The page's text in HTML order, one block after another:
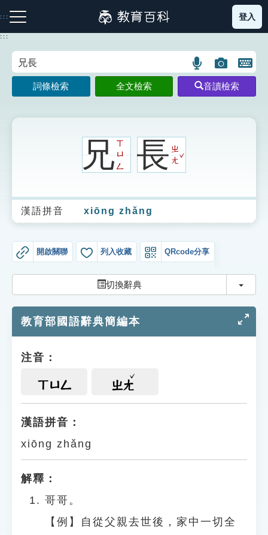
到
主
:::
注音索引圖示 筆畫索引圖示 部首索引表圖示
生字詞彙表
成語故事
索引選單
單字索引
遊戲專區
貓頭鷹博士
登入
:::
語
言
搜
圖
片
搜
開
鍵
圖
詞條檢索 全文檢索 音讀檢索
兄ㄒ
ㄩ
ㄥ
長ㄓ
ㄤ
ˇ
漢語拼音 xiōng zhǎng
開啟關聯 列入收藏 QRcode分享
切換辭典 切換
教育部國語辭典簡編本
注音：
ㄒㄩㄥ ㄓㄤ
漢語拼音：
xiōng zhǎng
解釋：
哥哥。
【例】自從父親去世後，家中一切全